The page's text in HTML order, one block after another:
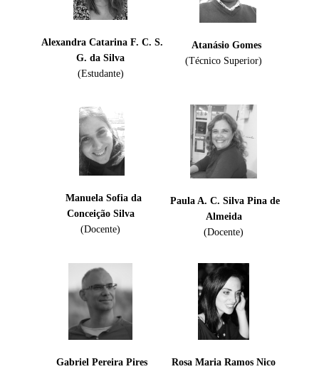
Alexandra Catarina F. C. S.
G. da Silva
(Estudante)
Atanásio Gomes
(Técnico Superior)
Manuela Sofia da
Conceição Silva
(Docente)
Paula A. C. Silva Pina de
Almeida
(Docente)
Gabriel Pereira Pires Rosa Maria Ramos Nico